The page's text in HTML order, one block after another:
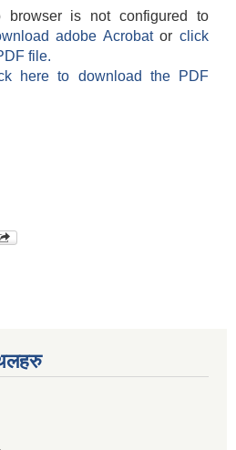
browser is not configured to
adobe Acrobatorclick
file.
here to download the PDF